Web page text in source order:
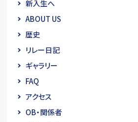
新入生へ
ABOUT US
歴史
リレー日記
ギャラリー
FAQ
アクセス
OB・関係者